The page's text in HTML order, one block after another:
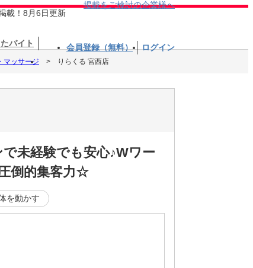
載！8月6日更新
掲載をご検討の企業様へ
バイト 会員登録（無料） ログイン
マッサージ りらくる 宮西店
未経験でも安心♪Wワー
倒的集客力☆
を動かす